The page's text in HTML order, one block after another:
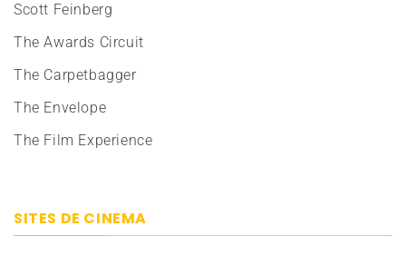
Scott Feinberg
The Awards Circuit
The Carpetbagger
The Envelope
The Film Experience
SITES DE CINEMA